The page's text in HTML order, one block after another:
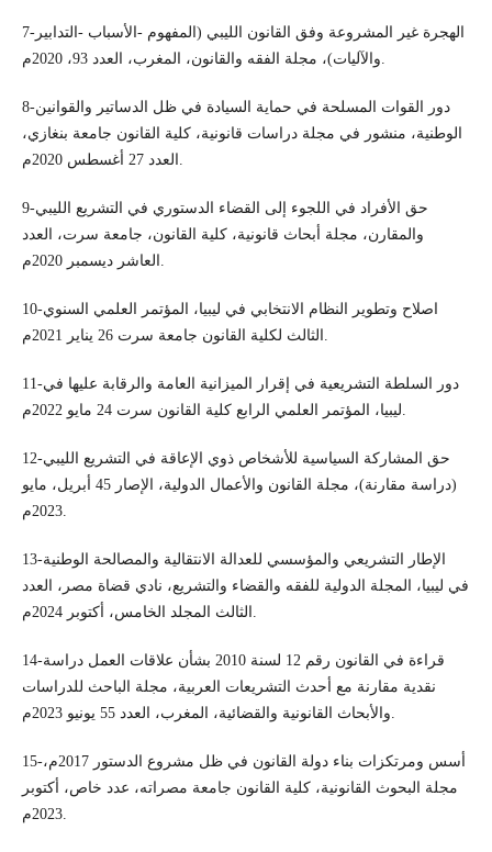
7-الهجرة غير المشروعة وفق القانون الليبي (المفهوم -الأسباب -التدابير
8-دور القوات المسلحة في حماية السيادة في ظل الدساتير والقوانين
الوطنية، منشور في مجلة دراسات قانونية، كلية القانون جامعة بنغازي،
9-حق الأفراد في اللجوء إلى القضاء الدستوري في التشريع الليبي
والمقارن، مجلة أبحاث قانونية، كلية القانون، جامعة سرت، العدد
10-اصلاح وتطوير النظام الانتخابي في ليبيا، المؤتمر العلمي السنوي
11-دور السلطة التشريعية في إقرار الميزانية العامة والرقابة عليها في
12-حق المشاركة السياسية للأشخاص ذوي الإعاقة في التشريع الليبي
(دراسة مقارنة)، مجلة القانون والأعمال الدولية، الإصار 45 أبريل، مايو
2023م.
13-الإطار التشريعي والمؤسسي للعدالة الانتقالية والمصالحة الوطنية
في ليبيا، المجلة الدولية للفقه والقضاء والتشريع، نادي قضاة مصر، العدد
14-قراءة في القانون رقم 12 لسنة 2010 بشأن علاقات العمل دراسة
نقدية مقارنة مع أحدث التشريعات العربية، مجلة الباحث للدراسات
15-أسس ومرتكزات بناء دولة القانون في ظل مشروع الدستور 2017م،
مجلة البحوث القانونية، كلية القانون جامعة مصراته، عدد خاص، أكتوبر
2023م.